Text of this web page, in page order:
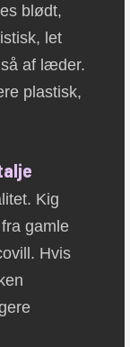
blødt,
let
af læder.
plastisk,
Kig
gamle
Hvis